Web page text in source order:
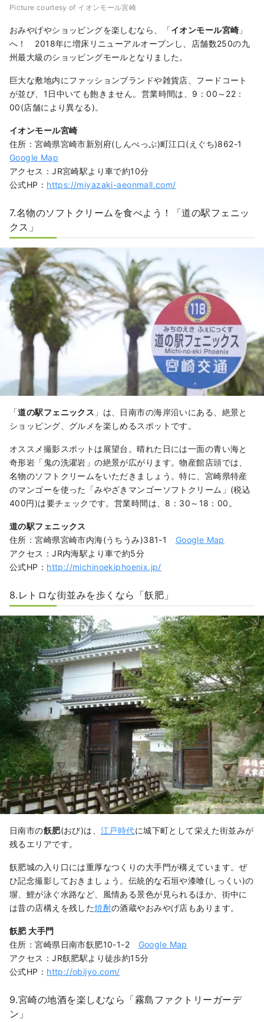
Picture courtesy of イオンモール宮崎
おみやげやショッピングを楽しむなら、「イオンモール宮崎 」
へ！ 2018年に増床リニューアルオープンし、店舗数250の九
州最大級のショッピングモールとなりました。
巨大な敷地内にファッションブランドや雑貨店、フードコート
が並び、1日中いても飽きません。営業時間は、9：00～22：
00(店舗により異なる)。
イオンモール宮崎
住所：宮崎県宮崎市新別府(しんべっぷ)町江口(えぐち)862-1
Google Map
アクセス：JR宮崎駅より車で約10分
公式HP： https://miyazaki-aeonmall.com/
7.名物のソフトクリームを食べよう！「道の駅フェニッ
クス」
「道の駅フェニックス 」は、日南市の海岸沿いにある、絶景と
ショッピング、グルメを楽しめるスポットです。
オススメ撮影スポットは展望台。晴れた日には一面の青い海と
奇形岩「鬼の洗濯岩」の絶景が広がります。物産館店頭では、
名物のソフトクリームをいただきましょう。特に、宮崎県特産
のマンゴーを使った「みやざきマンゴーソフトクリーム」(税込
400円)は要チェックです。営業時間は、8：30～18：00。
道の駅フェニックス
住所：宮崎県宮崎市内海(うちうみ)381-1 Google Map
アクセス：JR内海駅より車で約5分
公式HP： http://michinoekiphoenix.jp/
8.レトロな街並みを歩くなら「飫肥」
日南市の飫肥(おび)は、江戸時代に城下町として栄えた街並みが
残るエリアです。
飫肥城の入り口には重厚なつくりの大手門が構えています。ぜ
ひ記念撮影しておきましょう。伝統的な石垣や漆喰(しっくい)の
塀、鯉が泳ぐ水路など、風情ある景色が見られるほか、街中に
は昔の店構えを残した焼酎の酒蔵やおみやげ店もあります。
飫肥 大手門
住所：宮崎県日南市飫肥10-1-2 Google Map
アクセス：JR飫肥駅より徒歩約15分
公式HP： http://obijyo.com/
9.宮崎の地酒を楽しむなら「霧島ファクトリーガーデ
ン」